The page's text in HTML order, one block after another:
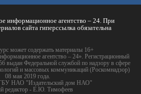
информационное агентство – 24. При
сайта гиперссылка обязательна
может содержать материалы 16+
агентство – 24». Регистрационный
Федеральной службой по надзору в сфере
и массовых коммуникаций (Роскомнадзор)
08 мая 2019 года.
НАО "Издательский дом НАО"
редактор - Е.Ю. Тимофеев